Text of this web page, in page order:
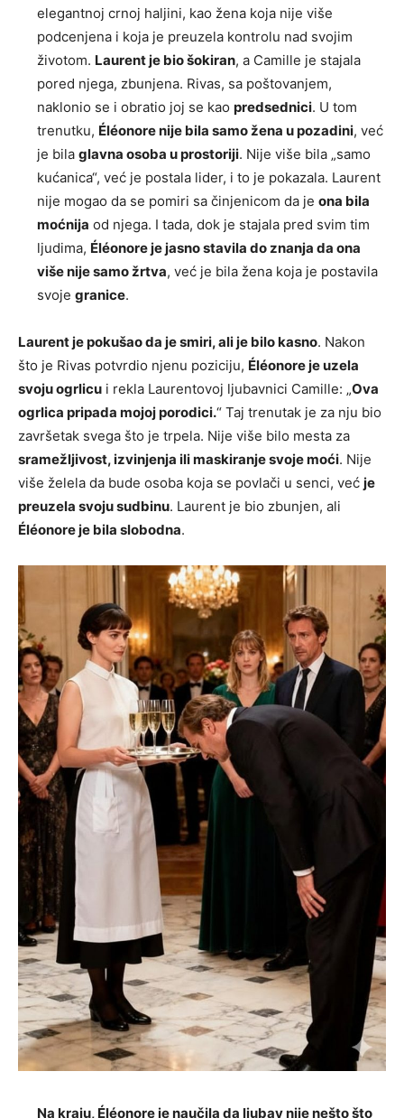
elegantnoj crnoj haljini, kao žena koja nije više
podcenjena i koja je preuzela kontrolu nad svojim
životom. Laurent je bio šokiran, a Camille je stajala
pored njega, zbunjena. Rivas, sa poštovanjem,
naklonio se i obratio joj se kao predsednici. U tom
trenutku, Éléonore nije bila samo žena u pozadini, već
je bila glavna osoba u prostoriji. Nije više bila „samo
kućanica“, već je postala lider, i to je pokazala. Laurent
nije mogao da se pomiri sa činjenicom da je ona bila
moćnija od njega. I tada, dok je stajala pred svim tim
ljudima, Éléonore je jasno stavila do znanja da ona
više nije samo žrtva, već je bila žena koja je postavila
svoje granice.
Laurent je pokušao da je smiri, ali je bilo kasno. Nakon
što je Rivas potvrdio njenu poziciju, Éléonore je uzela
svoju ogrlicu i rekla Laurentovoj ljubavnici Camille: „Ova
ogrlica pripada mojoj porodici.“ Taj trenutak je za nju bio
završetak svega što je trpela. Nije više bilo mesta za
sramežljivost, izvinjenja ili maskiranje svoje moći. Nije
više želela da bude osoba koja se povlači u senci, već je
preuzela svoju sudbinu. Laurent je bio zbunjen, ali
Éléonore je bila slobodna.
Na kraju, Éléonore je naučila da ljubav nije nešto što